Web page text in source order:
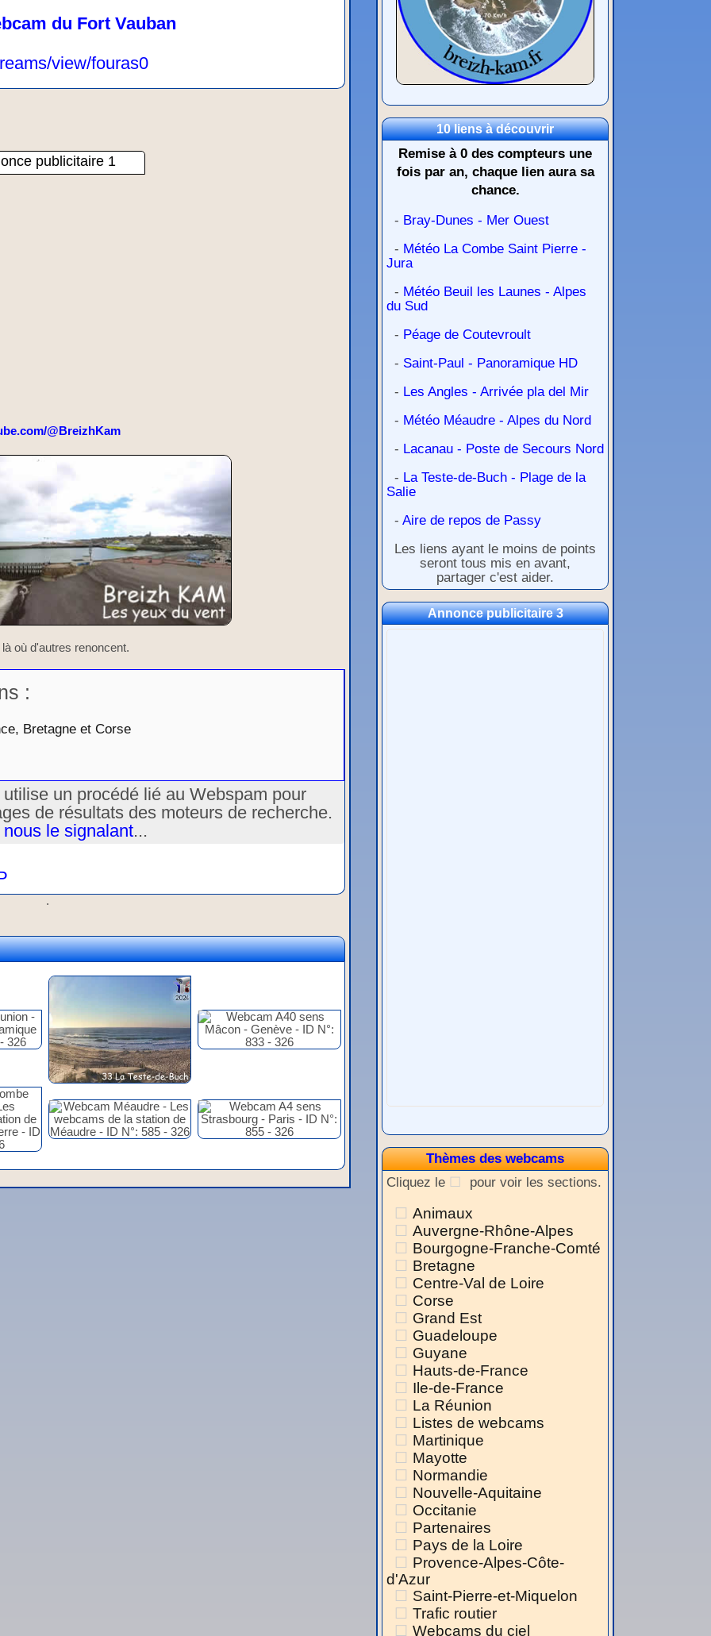
du Fort Vauban
view/fouras0
publicitaire 1
@BreizhKam
où d'autres renoncent.
:
Bretagne et Corse
un procédé lié au Webspam pour
de résultats des moteurs de recherche.
le signalant...
.
10 liens à découvrir
Remise à 0 des compteurs une
fois par an, chaque lien aura sa
chance.
- Bray-Dunes - Mer Ouest
- Météo La Combe Saint Pierre -
Jura
- Météo Beuil les Launes - Alpes
du Sud
- Péage de Coutevroult
- Saint-Paul - Panoramique HD
- Les Angles - Arrivée pla del Mir
- Météo Méaudre - Alpes du Nord
- Lacanau - Poste de Secours Nord
- La Teste-de-Buch - Plage de la
Salie
- Aire de repos de Passy
Les liens ayant le moins de points
seront tous mis en avant,
partager c'est aider.
Annonce publicitaire 3
Thèmes des webcams
Cliquez le
pour voir les sections.
Animaux
Auvergne-Rhône-Alpes
Bourgogne-Franche-Comté
Bretagne
Centre-Val de Loire
Corse
Grand Est
Guadeloupe
Guyane
Hauts-de-France
Ile-de-France
La Réunion
Listes de webcams
Martinique
Mayotte
Normandie
Nouvelle-Aquitaine
Occitanie
Partenaires
Pays de la Loire
Provence-Alpes-Côte-
d'Azur
Saint-Pierre-et-Miquelon
Trafic routier
Webcams du ciel